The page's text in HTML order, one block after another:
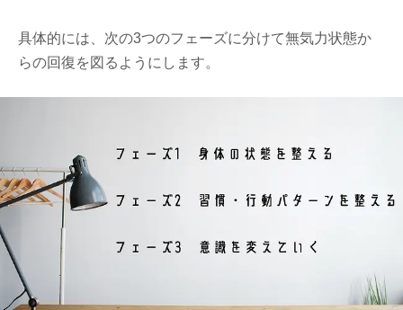
具体的には、次の3つのフェーズに分けて無気力状態か
らの回復を図るようにします。